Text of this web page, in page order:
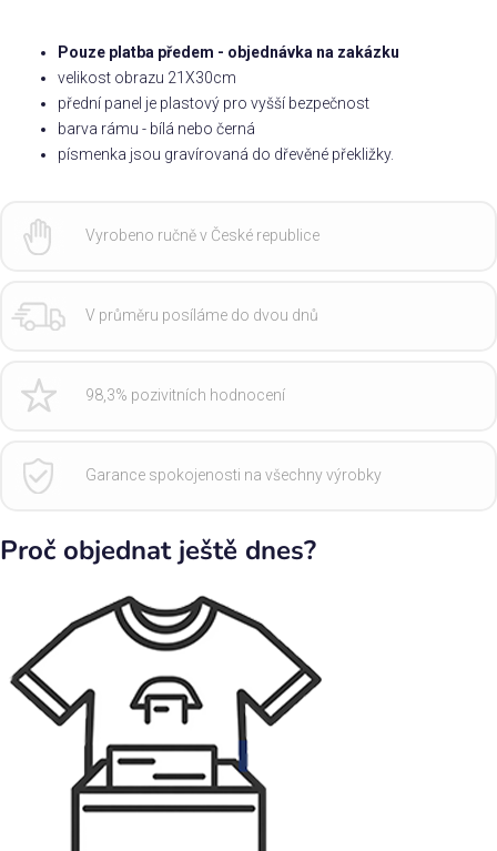
Pouze platba předem - objednávka na zakázku
velikost obrazu 21X30cm
přední panel je plastový pro vyšší bezpečnost
barva rámu - bílá nebo černá
písmenka jsou gravírovaná do dřevěné překližky.
Vyrobeno ručně v České republice
V průměru posíláme do dvou dnů
98,3% pozivitních hodnocení
Garance spokojenosti na všechny výrobky
Proč objednat ještě dnes?